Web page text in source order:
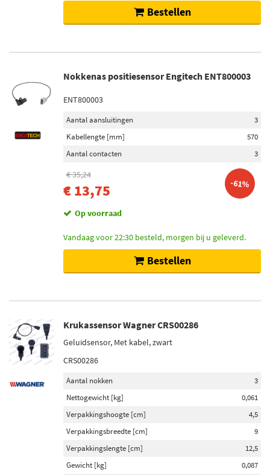
Bestellen
Nokkenas positiesensor Engitech ENT800003
ENT800003
Aantal aansluitingen
3
Kabellengte [mm]
570
Aantal contacten
3
€ 35,24
€ 13,75 -61%
Op voorraad
Vandaag voor 22:30 besteld, morgen bij u geleverd.
Bestellen
Krukassensor Wagner CRS00286
Geluidsensor, Met kabel, zwart
CRS00286
Aantal nokken
3
Nettogewicht [kg]
0,061
Verpakkingshoogte [cm]
4,5
Verpakkingsbreedte [cm]
9
Verpakkingslengte [cm]
12,5
Gewicht [kg]
0,087